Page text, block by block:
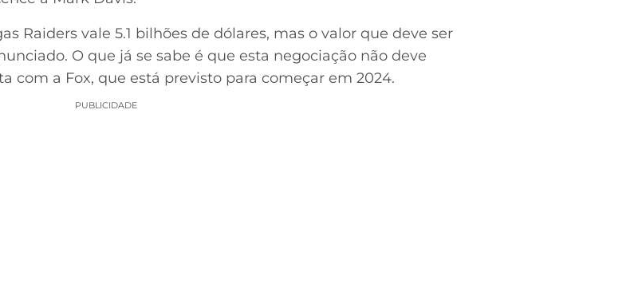
Raiders vale 5.1 bilhões de dólares, mas o valor que deve ser
O que já se sabe é que esta negociação não deve
com a Fox, que está previsto para começar em 2024.
PUBLICIDADE